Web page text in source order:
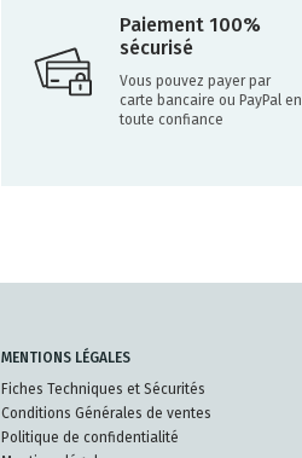
Paiement 100%
sécurisé
Vous pouvez payer par
carte bancaire ou PayPal en
toute confiance
MENTIONS LÉGALES
Fiches Techniques et Sécurités
Conditions Générales de ventes
Politique de confidentialité